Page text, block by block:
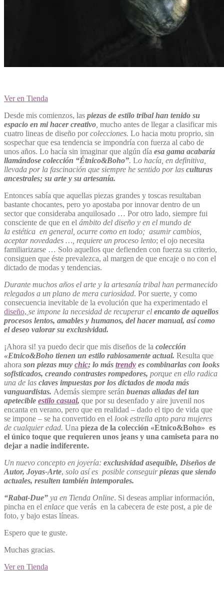
Ver en Tienda
Desde mis comienzos, las piezas de estilo tribal han tenido su
espacio en mi hacer creativo mucho antes de llegar a clasificar mis
cuatro lineas de diseño porcolecciones. Lo hacia motu proprio, sin
sospechar que esa tendencia se impondría con fuerza al cabo de
unos años. Lo hacía sin imaginar que algún día esa gama acabaría
llamándose colección “Étnico&Boho”. Lo hacía, en definitiva,
llevada porla fascinación que siempre he sentido por las culturas
ancestrales; su arte y su artesanía.
Entonces sabía que aquellas piezas grandes y toscas resultaban
bastante chocantes, pero yo apostaba por innovar dentro de un
sector que consideraba anquilosado … Por otro lado, siempre fui
consciente de que en el ámbito del diseño y en el mundo de
la estética en general, ocurre como en todo; asumir cambios,
aceptar novedades …, requiere un proceso lento; el ojo necesita
familiarizarse … Solo aquellos que defienden con fuerza su criterio,
consiguen que éste prevalezca, al margen de que encaje o no con el
dictado de modas y tendencias.
Durante muchos años el arte y la artesanía tribal han permanecido
relegados a un plano de mera curiosidad. Por suerte, y como
consecuencia inevitable de la evolución que ha experimentado el
diseño, se impone la necesidad de recuperar el encanto de aquellos
procesos lentos, amables y humanos, del hacer manual, así como
el deseo valorar su exclusividad.
¡Ahora si! ya puedo decir que mis diseños de la colección
«Etnico&Boho tienen un estilo rabiosamente actual. Resulta que
ahora son piezas muy chic; lo más trendy es combinarlas con looks
sofisticados, creando contrastes rompedores, porque en ello radica
una de las claves impuestas por los dictados de moda más
vanguardistas. Además siempre serán buenas aliadas del tan
apetecible estilo casual, que por su desenfado y aire juvenil nos
encanta en verano, pero que en realidad – dado el tipo de vida que
se impone – se ha convertido en el look estrella apto para mujeres
de cualquier edad. Una pieza de la colección «Etnico&Boho» es
el único toque que requieren unos jeans y una camiseta para no
dejar a nadie indiferente.
Un nuevo concepto en joyería: exclusividad asequible, Diseños de
Autor, Joyas-Arte, solo así es posible conseguirpiezas que siendo
actuales, resulten también intemporales.
“Rabat-Due” ya en Tienda Online. Si deseas ampliar información,
pincha en el enlace que verás en la cabecera de este post, a pie de
foto, y bajo estas líneas.
Espero que te guste.
Muchas gracias.
Ver en Tienda